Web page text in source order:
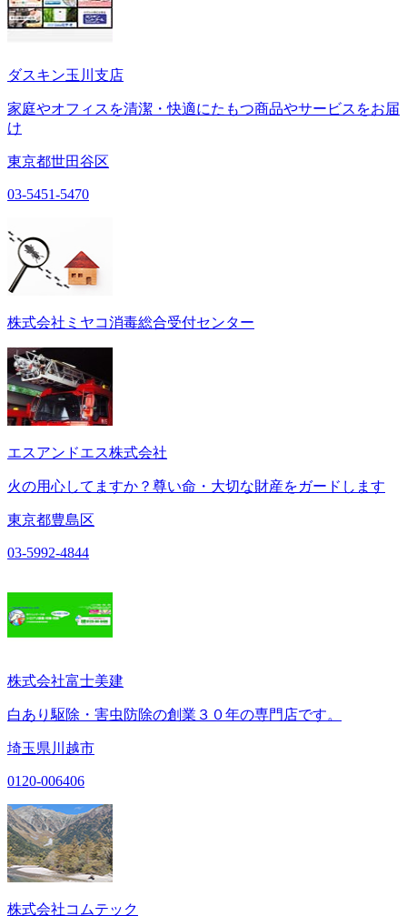
ダスキン玉川支店
家庭やオフィスを清潔・快適にたもつ商品やサービスをお届
け
東京都世田谷区
03-5451-5470
株式会社ミヤコ消毒総合受付センター
エスアンドエス株式会社
火の用心してますか？尊い命・大切な財産をガードします
東京都豊島区
03-5992-4844
株式会社富士美建
白あり駆除・害虫防除の創業３０年の専門店です。
埼玉県川越市
0120-006406
株式会社コムテック